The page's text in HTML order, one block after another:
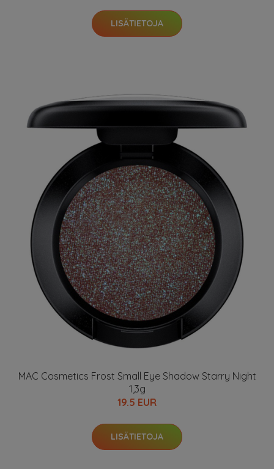
LISÄTIETOJA
MAC Cosmetics Frost Small Eye Shadow Starry Night
1,3g
19.5 EUR
LISÄTIETOJA